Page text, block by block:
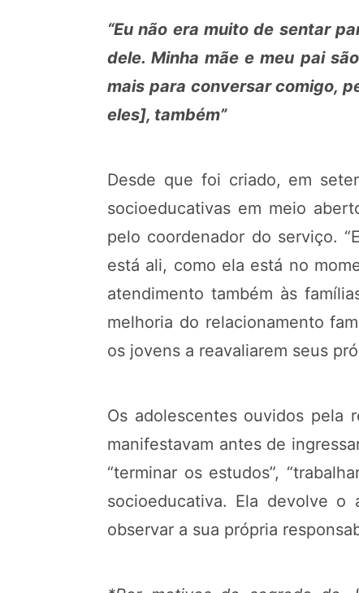
“Eu não era muito de sentar
dele. Minha mãe e meu pai
mais para conversar comigo,
eles], também”
Desde que foi criado, em
socioeducativas em meio
pelo coordenador do serviço.
está ali, como ela está no
atendimento também às
melhoria do relacionamento
os jovens a reavaliarem seus
Os adolescentes ouvidos pela
manifestavam antes de
“terminar os estudos”,
socioeducativa. Ela devolve
observar a sua própria